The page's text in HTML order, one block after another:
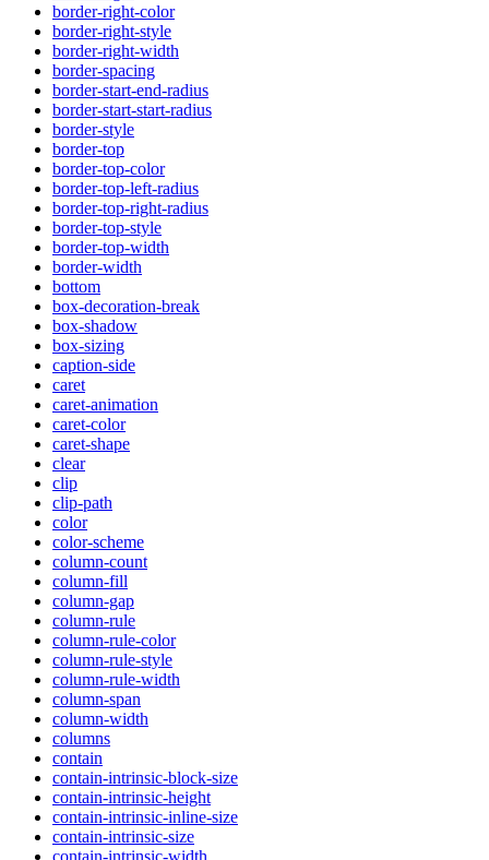
border-right-color
border-right-style
border-right-width
border-spacing
border-start-end-radius
border-start-start-radius
border-style
border-top
border-top-color
border-top-left-radius
border-top-right-radius
border-top-style
border-top-width
border-width
bottom
box-decoration-break
box-shadow
box-sizing
caption-side
caret
caret-animation
caret-color
caret-shape
clear
clip
clip-path
color
color-scheme
column-count
column-fill
column-gap
column-rule
column-rule-color
column-rule-style
column-rule-width
column-span
column-width
columns
contain
contain-intrinsic-block-size
contain-intrinsic-height
contain-intrinsic-inline-size
contain-intrinsic-size
contain-intrinsic-width